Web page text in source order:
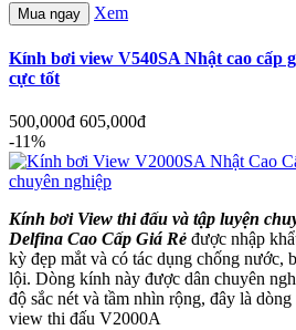
Mua ngay Xem
Kính bơi view V540SA Nhật cao cấp
cực tốt
500,000đ 605,000đ
-11%
Kính bơi View thi đấu và tập luyện
Delfina Cao Cấp Giá Rẻ được nhập
kỳ đẹp mắt và có tác dụng chống nước,
lội. Dòng kính này được dân chuyên
độ sắc nét và tầm nhìn rộng, đây là
view thi đấu V2000A